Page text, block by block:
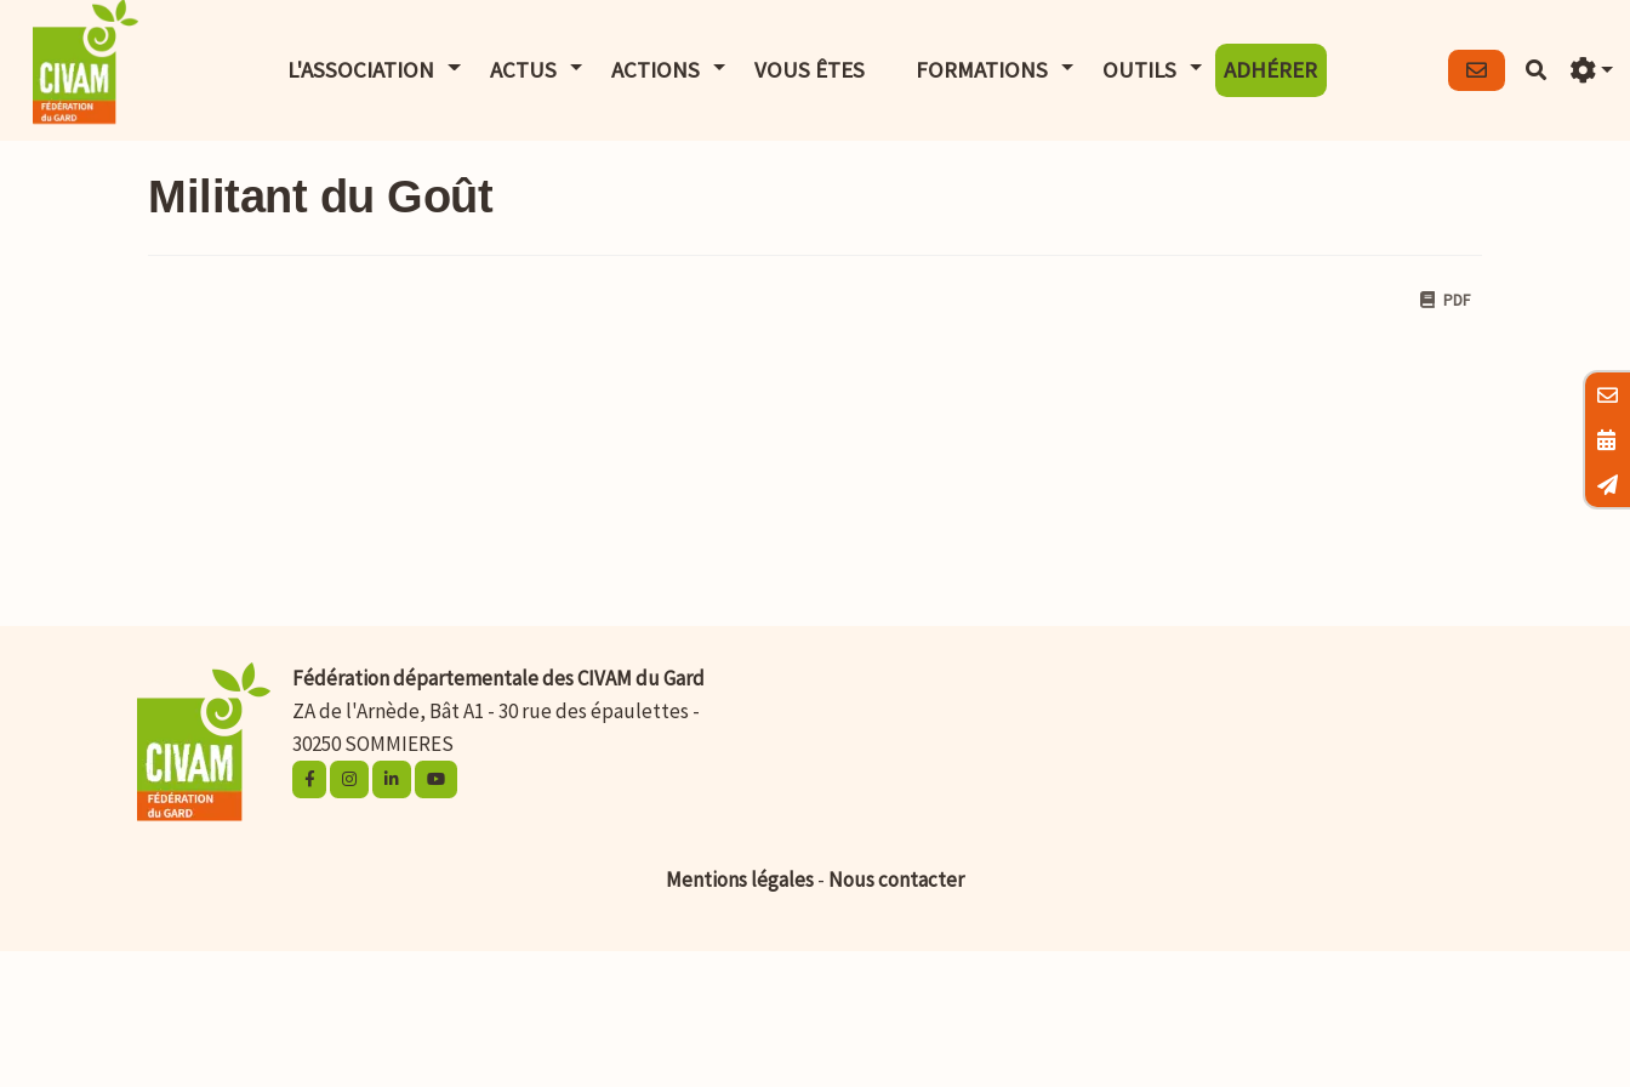
L'ASSOCIATION AFFICHER LE MENU
ACTUS AFFICHER LE MENU
ACTIONS AFFICHER LE MENU
VOUS ÊTES FORMATIONS AFFICHER LE MENU
OUTILS AFFICHER LE MENU
ADHÉRER
Militant du Goût
PDF
Fédération départementale des CIVAM du Gard
ZA de l'Arnède, Bât A1 - 30 rue des épaulettes -
30250 SOMMIERES
Mentions légales- Nous contacter